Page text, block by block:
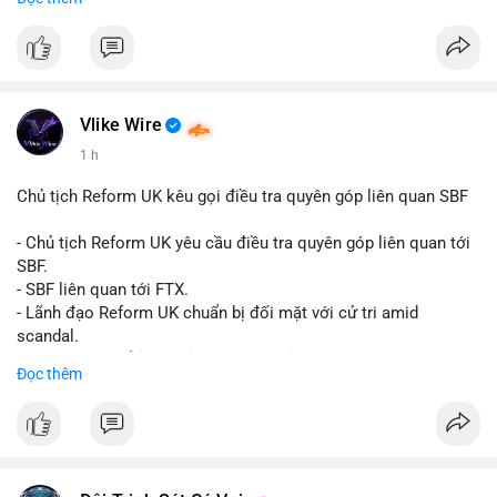
nhà đầu tư trong ngành vật liệu xây dựng và hạ tầng.
nhựa polyolefin trong tương lai?
Vlike Wire
1 h
Chủ tịch Reform UK kêu gọi điều tra quyên góp liên quan SBF
- Chủ tịch Reform UK yêu cầu điều tra quyên góp liên quan tới
SBF.
- SBF liên quan tới FTX.
- Lãnh đạo Reform UK chuẩn bị đối mặt với cử tri amid
scandal.
- Không có thông tin tác động thị trường ngay lập tức.
Đọc thêm